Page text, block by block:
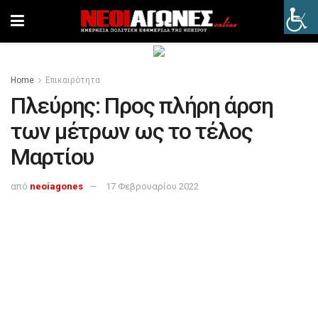
Home Επικαιρότητα
Πλεύρης: Προς πλήρη άρση
των μέτρων ως το τέλος
Μαρτίου
από neoiagones 17 Φεβρουαρίου 2022